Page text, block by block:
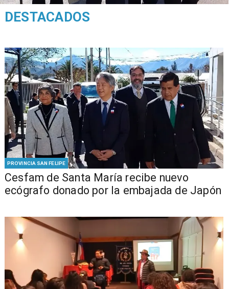
PROVINCIA SAN FELIPE
Cesfam de Santa María recibe nuevo
ecógrafo donado por la embajada de Japón
DESTACADOS